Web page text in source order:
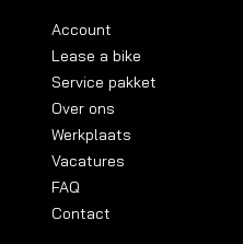
Account
Lease a bike
Service pakket
Over ons
Werkplaats
Vacatures
FAQ
Contact